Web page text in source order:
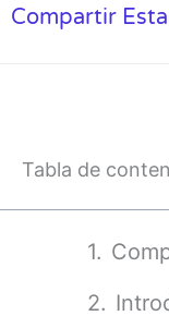
Compartir
Tabla de